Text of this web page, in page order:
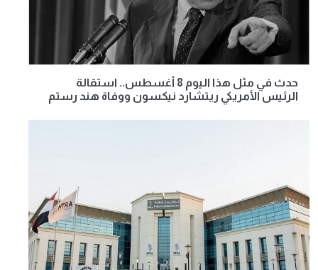
حدث في مثل هذا اليوم 8 أغسطس.. استقالة
الرئيس الأمريكي ريتشارد نيكسون ووفاة هند رستم